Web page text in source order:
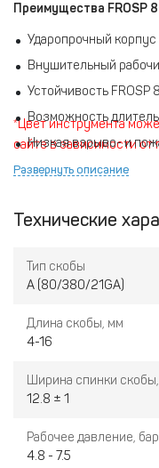
Преимущества FROSP
Ударопрочный корпус
Внушительный
Устойчивость FROSP
Возможность
Низкая взрыво- и
*Цвет инструмента
сайте в зависимости от
Развернуть описание
Технические
Тип скобы
A (80/380/21GA)
Длина скобы, мм
4-16
Ширина спинки
12.8 ± 1
Рабочее давление, бар
4.8 - 7.5